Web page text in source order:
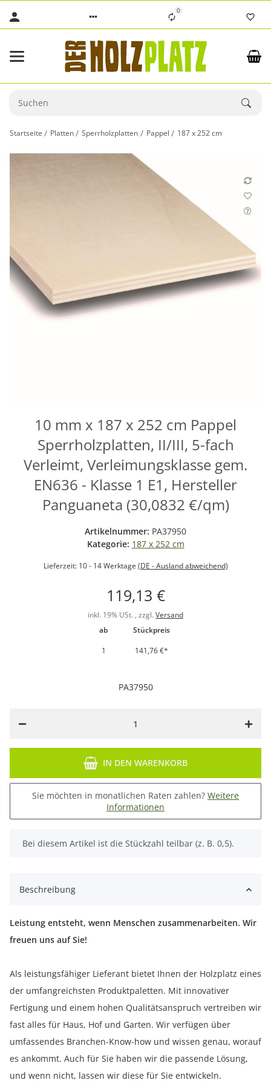
0
Startseite Platten Sperrholzplatten Pappel 187 x 252 cm
10 mm x 187 x 252 cm Pappel
Sperrholzplatten, II/III, 5-fach
Verleimt, Verleimungsklasse gem.
EN636 - Klasse 1 E1, Hersteller
Panguaneta (30,0832 €/qm)
Artikelnummer: PA37950
Kategorie: 187 x 252 cm
Lieferzeit: 10 - 14 Werktage (DE - Ausland abweichend)
119,13 €
inkl. 19% USt. , zzgl. Versand
ab
Stückpreis
1
141,76 €*
PA37950
IN DEN WARENKORB
Sie möchten in monatlichen Raten zahlen? Weitere
Informationen
x
Bei diesem Artikel ist die Stückzahl teilbar (z. B. 0,5).
Beschreibung
Leistung entsteht, wenn Menschen zusammenarbeiten. Wir
freuen uns auf Sie!
Als leistungsfähiger Lieferant bietet Ihnen der Holzplatz eines
der umfangreichsten Produktpaletten. Mit innovativer
Fertigung und einem hohen Qualitätsanspruch vertreiben wir
fast alles für Haus, Hof und Garten. Wir verfügen über
umfassendes Branchen-Know-how und wissen genau, worauf
es ankommt. Auch für Sie haben wir die passende Lösung,
und wenn nicht, lassen wir diese für Sie entwickeln.